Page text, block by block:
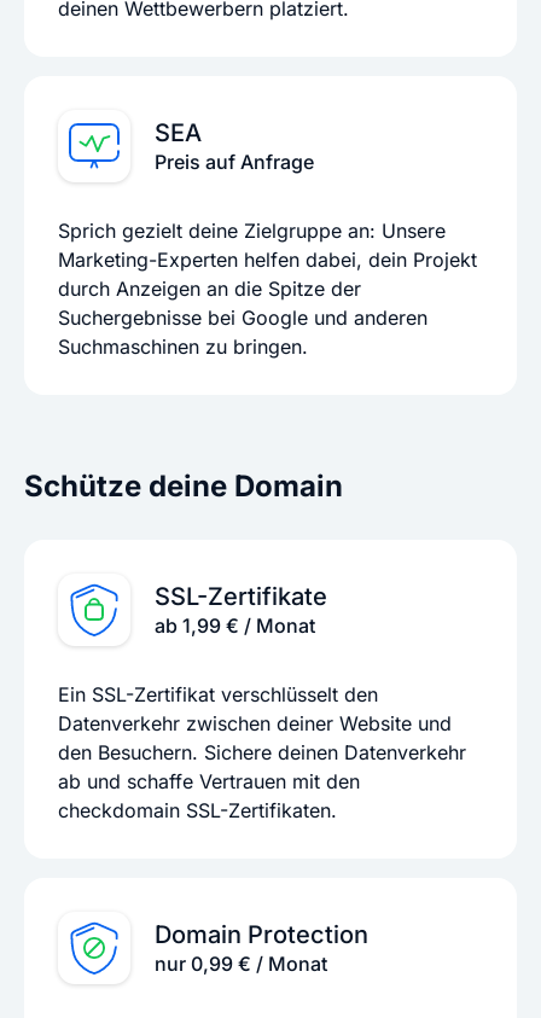
deinen Wettbewerbern platziert.
SEA
Preis auf Anfrage
Sprich gezielt deine Zielgruppe an: Unsere
Marketing-Experten helfen dabei, dein Projekt
durch Anzeigen an die Spitze der
Suchergebnisse bei Google und anderen
Suchmaschinen zu bringen.
Schütze deine Domain
SSL-Zertifikate
ab 1,99 € / Monat
Ein SSL-Zertifikat verschlüsselt den
Datenverkehr zwischen deiner Website und
den Besuchern. Sichere deinen Datenverkehr
ab und schaffe Vertrauen mit den
checkdomain SSL-Zertifikaten.
Domain Protection
nur 0,99 € / Monat